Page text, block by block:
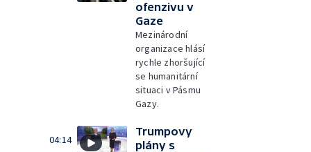
ofenzivu v
Gaze
Mezinárodní
organizace hlásí
rychle zhoršující
se humanitární
situaci v Pásmu
Gazy.
04:14
Trumpovy
plány s